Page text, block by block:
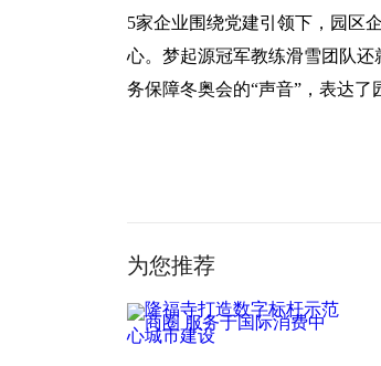
5家企业围绕党建引领下，园区
心。梦起源冠军教练滑雪团队
务保障冬奥会的“声音”，表达了
为您推荐